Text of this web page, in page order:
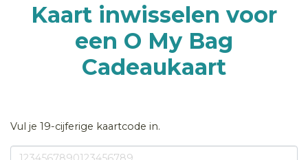
Kaart inwisselen voor
een O My Bag
Cadeaukaart
Vul je 19-cijferige kaartcode in.